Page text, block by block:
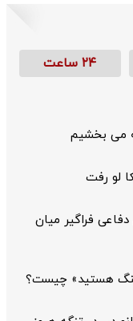
۲۴ ساعت
می بخشیم
لو رفت
فراگیر میان
هستید» چیست؟